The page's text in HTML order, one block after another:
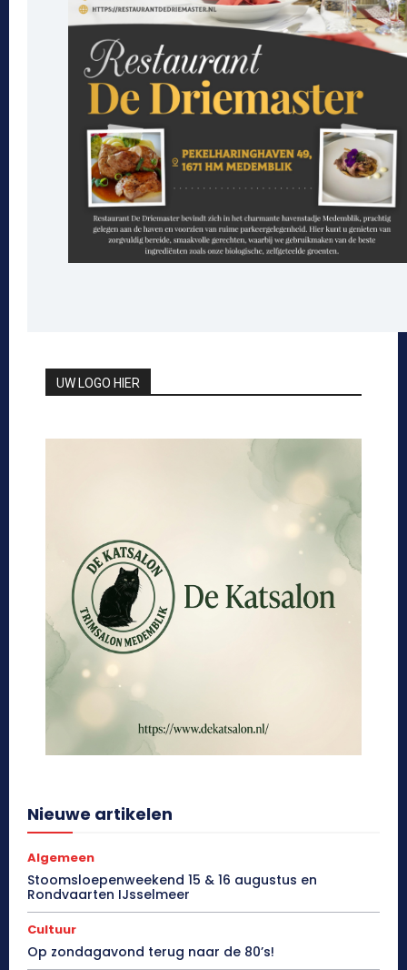
UW LOGO HIER
Nieuwe artikelen
Algemeen
Stoomsloepenweekend 15 & 16 augustus en
Rondvaarten IJsselmeer
Cultuur
Op zondagavond terug naar de 80’s!